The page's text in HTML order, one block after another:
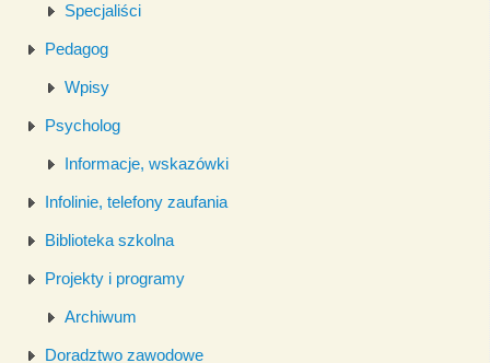
Specjaliści
Pedagog
Wpisy
Psycholog
Informacje, wskazówki
Infolinie, telefony zaufania
Biblioteka szkolna
Projekty i programy
Archiwum
Doradztwo zawodowe